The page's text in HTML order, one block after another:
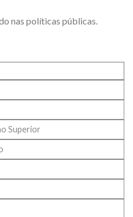
nas políticas públicas.
Superior